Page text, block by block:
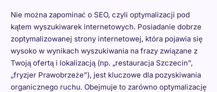
Nie można zapominać o SEO, czyli optymalizacji pod
kątem wyszukiwarek internetowych. Posiadanie dobrze
zoptymalizowanej strony internetowej, która pojawia się
wysoko w wynikach wyszukiwania na frazy związane z
Twoją ofertą i lokalizacją (np. „restauracja Szczecin”,
„fryzjer Prawobrzeże”), jest kluczowe dla pozyskiwania
organicznego ruchu. Obejmuje to zarówno optymalizację